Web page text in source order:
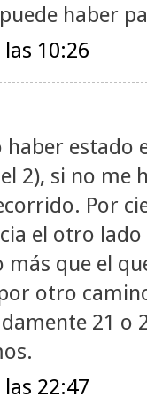
haber
10:26
estado
2), si no me
Por
el otro
que el
otro
21 o
22:47